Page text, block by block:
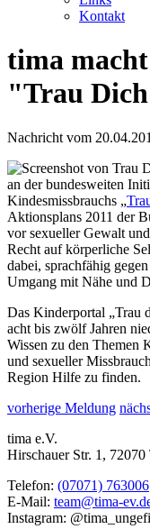
Kontakt
tima
"Trau
Nachricht vom
an der bundesweiten
Kindesmissbrauchs „
Aktionsplans 2011 der
vor sexueller Gewalt
Recht auf körperliche
dabei, sprachfähig
Umgang mit Nähe und
Das Kinderportal „Trau
acht bis zwölf Jahren
Wissen zu den Themen
und sexueller
Region Hilfe zu finden.
vorherige Meldung
tima e.V.
Hirschauer Str. 1 , 72070
Telefon: (07071) 763006
E-Mail: team@tima-
Instagram: